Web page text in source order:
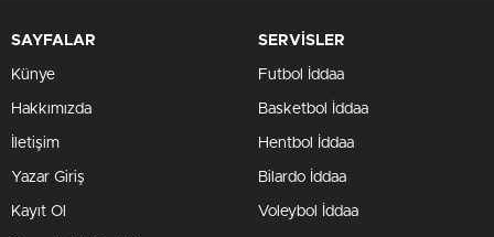
SAYFALAR
Künye
Hakkımızda
İletişim
Yazar Giriş
Kayıt Ol
SERVİSLER
Futbol İddaa
Basketbol İddaa
Hentbol İddaa
Bilardo İddaa
Voleybol İddaa